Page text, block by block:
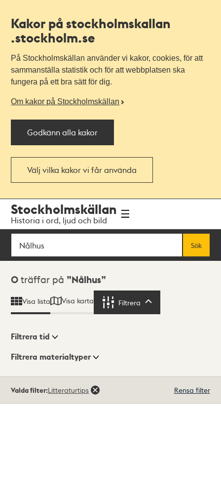
Kakor på stockholmskallan
.stockholm.se
På Stockholmskällan använder vi kakor, cookies, för att
sammanställa statistik och för att webbplatsen ska
fungera på ett bra sätt för dig.
Om kakor på Stockholmskällan
Godkänn alla kakor
Välj vilka kakor vi får använda
navigationen
huvudinnehållet
Stockholmskällan
Historia i ord, ljud och bild
Sök
Sök
Sökresultat
0 träffar på Nålhus
Visa lista Visa karta Filtrera
Visningsläge
Filtrera tid
Filtrera materialtyper
träffar
Valda filter:Litteraturtips Rensa filter